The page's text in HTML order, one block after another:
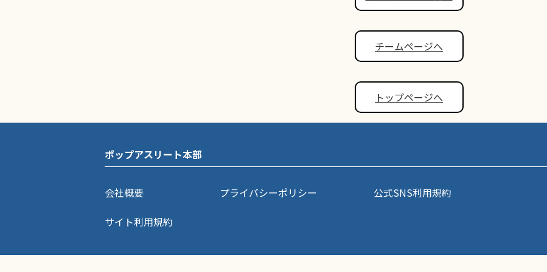
チームページへ
トップページへ
ポップアスリート本部
会社概要 プライバシーポリシー
公式SNS利用規約
サイト利用規約